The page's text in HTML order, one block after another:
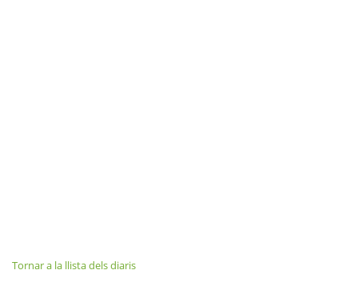
Tornar a la llista dels diaris